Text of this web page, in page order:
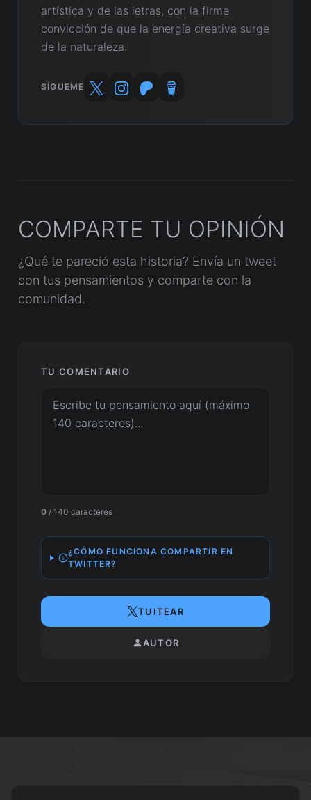
artística y de las letras, con la firme
convicción de que la energía creativa surge
de la naturaleza.
SÍGUEME
COMPARTE TU OPINIÓN
¿Qué te pareció esta historia? Envía un tweet
con tus pensamientos y comparte con la
comunidad.
TU COMENTARIO
0 / 140 caracteres
¿CÓMO FUNCIONA COMPARTIR EN
TWITTER?
TUITEAR
AUTOR